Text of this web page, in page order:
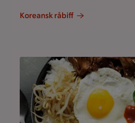
Koreansk råbiff